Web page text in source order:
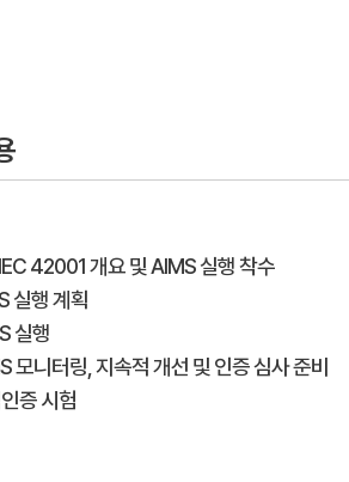
42001 개요 및 AIMS 실행 착수
실행 계획
실행
모니터링, 지속적 개선 및 인증 심사 준비
증 시험